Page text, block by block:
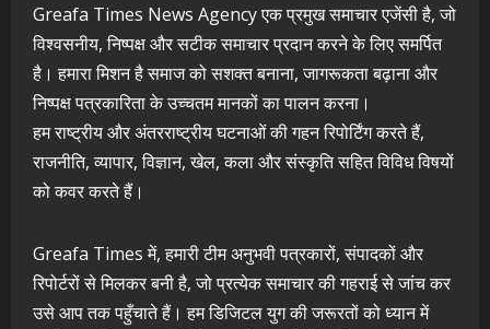
Greafa Times News Agency एक प्रमुख समाचार एजेंसी है, जो
विश्वसनीय, निष्पक्ष और सटीक समाचार प्रदान करने के लिए समर्पित
है। हमारा मिशन है समाज को सशक्त बनाना, जागरूकता बढ़ाना और
निष्पक्ष पत्रकारिता के उच्चतम मानकों का पालन करना।
हम राष्ट्रीय और अंतरराष्ट्रीय घटनाओं की गहन रिपोर्टिंग करते हैं,
राजनीति, व्यापार, विज्ञान, खेल, कला और संस्कृति सहित विविध विषयों
को कवर करते हैं।
Greafa Times में, हमारी टीम अनुभवी पत्रकारों, संपादकों और
रिपोर्टरों से मिलकर बनी है, जो प्रत्येक समाचार की गहराई से जांच कर
उसे आप तक पहुँचाते हैं। हम डिजिटल युग की जरूरतों को ध्यान में